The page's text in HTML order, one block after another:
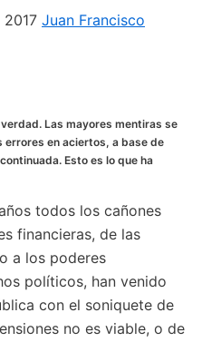
2017 Juan Francisco
Las mayores mentiras se
en aciertos, a base de
Esto es lo que ha
todos los cañones
financieras, de las
a los poderes
políticos, han venido
con el soniquete de
no es viable, o de